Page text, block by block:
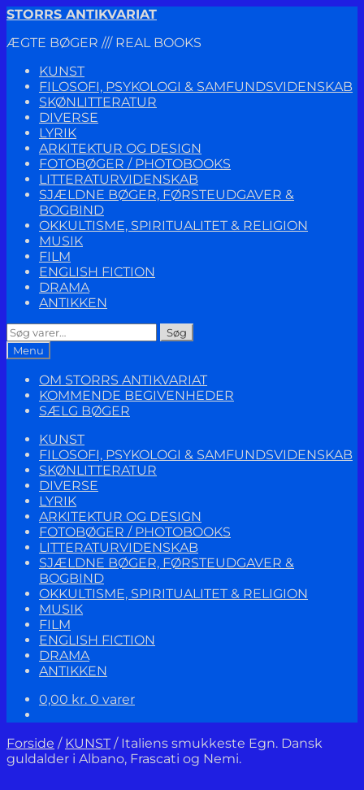
Spring
navigation
Spring
indhold
STORRS ANTIKVARIAT
ÆGTE BØGER /// REAL BOOKS
KUNST
FILOSOFI, PSYKOLOGI & SAMFUNDSVIDENSKAB
SKØNLITTERATUR
DIVERSE
LYRIK
ARKITEKTUR OG DESIGN
FOTOBØGER / PHOTOBOOKS
LITTERATURVIDENSKAB
SJÆLDNE BØGER, FØRSTEUDGAVER &
BOGBIND
OKKULTISME, SPIRITUALITET & RELIGION
MUSIK
FILM
ENGLISH FICTION
DRAMA
ANTIKKEN
Søg
efter:
Søg
Menu
OM STORRS ANTIKVARIAT
KOMMENDE BEGIVENHEDER
SÆLG BØGER
KUNST
FILOSOFI, PSYKOLOGI & SAMFUNDSVIDENSKAB
SKØNLITTERATUR
DIVERSE
LYRIK
ARKITEKTUR OG DESIGN
FOTOBØGER / PHOTOBOOKS
LITTERATURVIDENSKAB
SJÆLDNE BØGER, FØRSTEUDGAVER &
BOGBIND
OKKULTISME, SPIRITUALITET & RELIGION
MUSIK
FILM
ENGLISH FICTION
DRAMA
ANTIKKEN
0,00 kr. 0 varer
Forside / KUNST / Italiens smukkeste Egn. Dansk
guldalder i Albano, Frascati og Nemi.